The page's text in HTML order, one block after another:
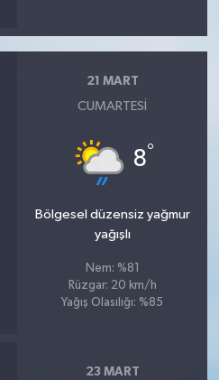
21 MART
CUMARTESI
8°
Bölgesel düzensiz yağmur
yağışlı
Nem: %81
Rüzgar: 20 km/h
Yağış Olasılığı: %85
23 MART